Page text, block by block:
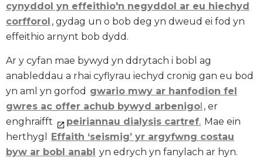
cynyddol yn effeithio'n negyddol ar eu hiechyd
corfforol , gydag un o bob deg yn dweud ei fod yn
effeithio arnynt bob dydd.
Ar y cyfan mae bywyd yn ddrytach i bobl ag
anableddau a rhai cyflyrau iechyd cronig gan eu bod
yn aml yn gorfod gwario mwy ar hanfodion fel
gwres ac offer achub bywyd arbenigol , er
enghraifft
peiriannau dialysis cartref. Mae ein
herthygl
Effaith ‘seismig’ yr argyfwng costau
byw ar bobl anabl yn edrych yn fanylach ar hyn.